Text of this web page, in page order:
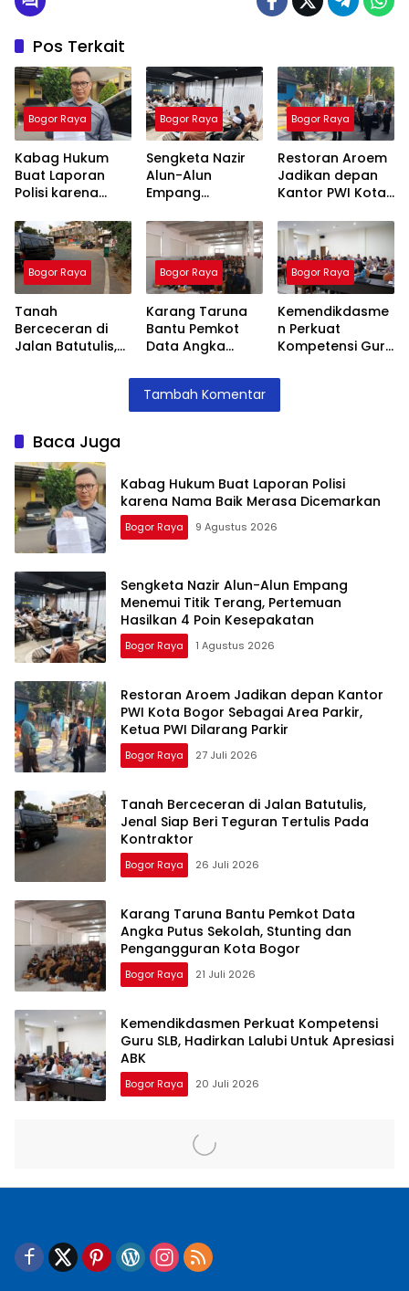
Pos Terkait
Bogor Raya
Kabag Hukum
Buat Laporan
Polisi karena
Merasa
Dicemarkan
Bogor Raya
Sengketa Nazir
Alun-Alun
Empang
Terang,
Pertemuan
Hasilkan 4 Poin
Kesepakatan
Bogor Raya
Restoran Aroem
Jadikan depan
Kantor PWI Kota
Area Parkir,
Ketua PWI
Dilarang Parkir
Bogor Raya
Tanah
Berceceran di
Jalan Batutulis,
Bogor Raya
Karang Taruna
Bantu Pemkot
Data Angka
Stunting dan
Pengangguran
Kota Bogor
Bogor Raya
Kemendikdasme
n Perkuat
Kompetensi Guru
Lalubi Untuk
Tambah Komentar
Baca Juga
Kabag Hukum Buat Laporan Polisi
karena Nama Baik Merasa Dicemarkan
Bogor Raya 9 Agustus 2026
Sengketa Nazir Alun-Alun Empang
Menemui Titik Terang, Pertemuan
Hasilkan 4 Poin Kesepakatan
Bogor Raya 1 Agustus 2026
Restoran Aroem Jadikan depan Kantor
PWI Kota Bogor Sebagai Area Parkir,
Ketua PWI Dilarang Parkir
Bogor Raya 27 Juli 2026
Tanah Berceceran di Jalan Batutulis,
Jenal Siap Beri Teguran Tertulis Pada
Kontraktor
Bogor Raya 26 Juli 2026
Karang Taruna Bantu Pemkot Data
Angka Putus Sekolah, Stunting dan
Pengangguran Kota Bogor
Bogor Raya 21 Juli 2026
Kemendikdasmen Perkuat Kompetensi
Guru SLB, Hadirkan Lalubi Untuk Apresiasi
ABK
Bogor Raya 20 Juli 2026